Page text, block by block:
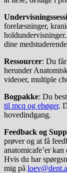
forelæsninger,
dine
Ressourcer: Du
herunder
videoer, multiple
Bogpakke: Du
til mcq og ebøger.
hovedindgang.
Feedback og
prøver og at få
anatomicafe’er
Hvis du har
mig på